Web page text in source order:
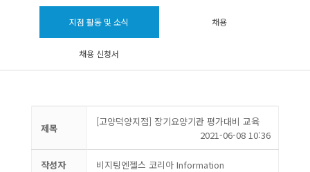
지점 활동 및 소식 채용
채용 신청서
제목
[고양덕양지점] 장기요양기관 평가대비 교육
2021-06-08 10:36
작성자 비지팅엔젤스 코리아 Information